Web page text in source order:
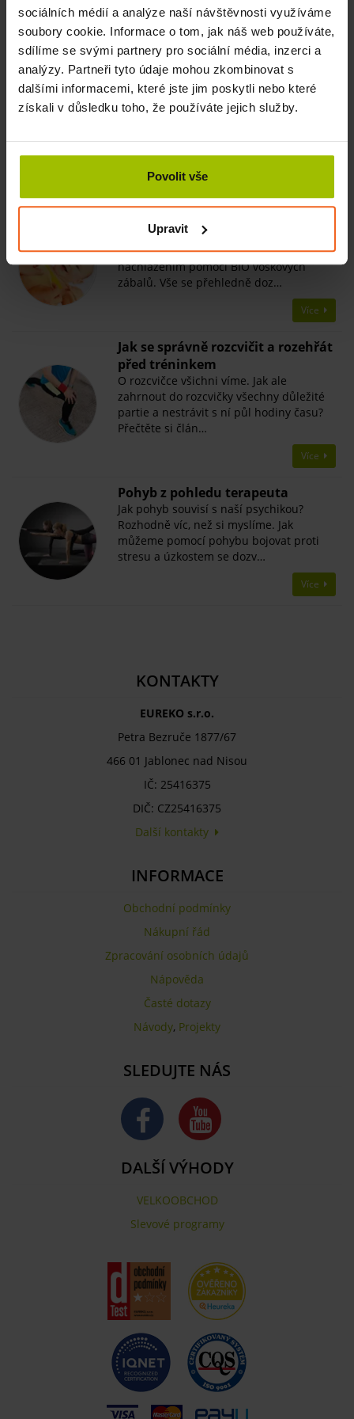
sociálních médií a analýze naší návštěvnosti využíváme
soubory cookie. Informace o tom, jak náš web používáte,
sdílíme se svými partnery pro sociální média, inzerci a
analýzy. Partneři tyto údaje mohou zkombinovat s
dalšími informacemi, které jste jim poskytli nebo které
získali v důsledku toho, že používáte jejich služby.
Povolit vše
Upravit
Související články
Co je SM systém?
Slyšeli jste už o SM systému? Přečtěte si
se dozvíte, co k tomuto cvičení budete
potřebovat…
Jak pomoci vašim dětem bez chemie?
Přečtěte si, jak můžete zatočit s
nachlazením pomocí BIO voskových
zábalů. Vše se přehledně doz…
Více
Jak se správně rozcvičit a rozehřát
před tréninkem
O rozcvičce všichni víme. Jak ale
zahrnout do rozcvičky všechny důležité
partie a nestrávit s ní půl hodiny času?
Přečtěte si člán…
Více
Pohyb z pohledu terapeuta
Jak pohyb souvisí s naší psychikou?
Rozhodně víc, než si myslíme. Jak
můžeme pomocí pohybu bojovat proti
stresu a úzkostem se dozv…
Více
KONTAKTY
EUREKO s.r.o.
Petra Bezruče 1877/67
466 01 Jablonec nad Nisou
IČ: 25416375
DIČ: CZ25416375
Další kontakty
INFORMACE
Obchodní podmínky
Nákupní řád
Zpracování osobních údajů
Nápověda
Časté dotazy
Návody, Projekty
SLEDUJTE NÁS
DALŠÍ VÝHODY
VELKOOBCHOD
Slevové programy